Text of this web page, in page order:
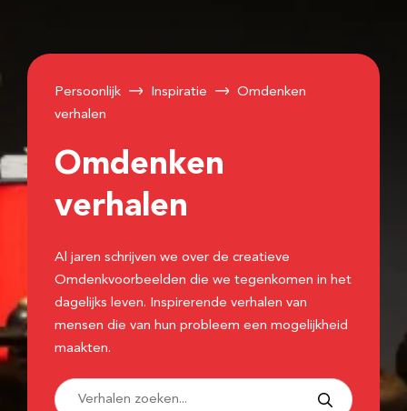
Persoonlijk Inspiratie
Omdenken
verhalen
Omdenken
verhalen
Al jaren schrijven we over de creatieve
Omdenkvoorbeelden die we tegenkomen in het
dagelijks leven. Inspirerende verhalen van
mensen die van hun probleem een mogelijkheid
maakten.